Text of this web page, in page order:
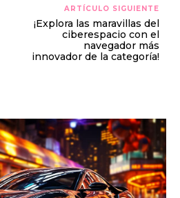
ARTÍCULO SIGUIENTE
¡Explora las maravillas del
ciberespacio con el
navegador más
innovador de la categoría!